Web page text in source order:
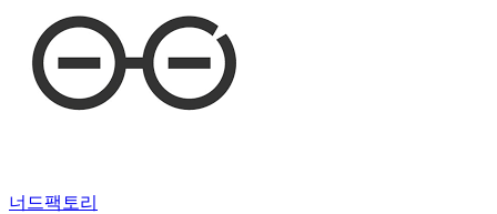
너드팩토리